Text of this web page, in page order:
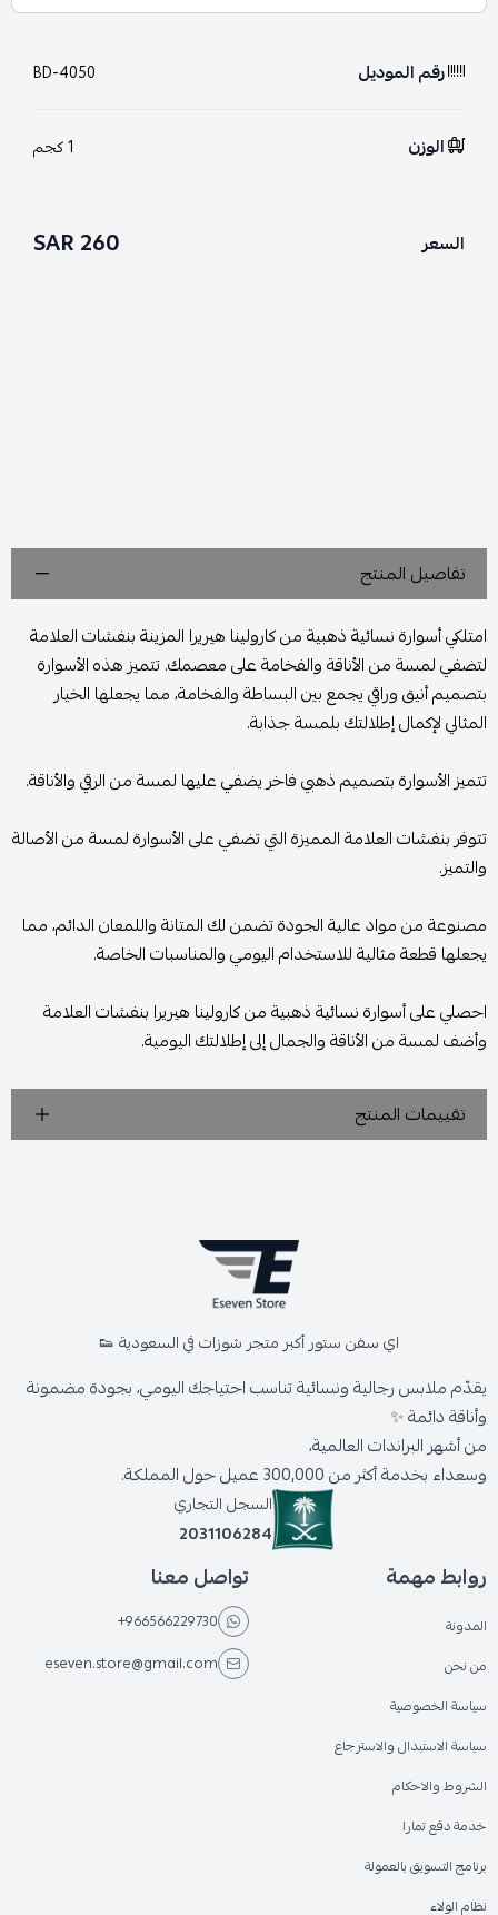
رقم الموديل BD-4050
الوزن 1 كجم
السعر 260 SAR
تفاصيل المنتج
امتلكي أسوارة نسائية ذهبية من كارولينا هيريرا المزينة بنفشات العلامة
لتضفي لمسة من الأناقة والفخامة على معصمك. تتميز هذه الأسوارة
بتصميم أنيق وراقي يجمع بين البساطة والفخامة، مما يجعلها الخيار
المثالي لإكمال إطلالتك بلمسة جذابة.
تتميز الأسوارة بتصميم ذهبي فاخر يضفي عليها لمسة من الرقي والأناقة.
تتوفر بنفشات العلامة المميزة التي تضفي على الأسوارة لمسة من الأصالة
والتميز.
مصنوعة من مواد عالية الجودة تضمن لك المتانة واللمعان الدائم، مما
يجعلها قطعة مثالية للاستخدام اليومي والمناسبات الخاصة.
احصلي على أسوارة نسائية ذهبية من كارولينا هيريرا بنفشات العلامة
وأضف لمسة من الأناقة والجمال إلى إطلالتك اليومية.
تقييمات المنتج
اي سفن ستور أكبر متجر شوزات في السعودية 👟
يقدّم ملابس رجالية ونسائية تناسب احتياجك اليومي، بجودة مضمونة
وأناقة دائمة ✨
من أشهر البراندات العالمية،
وسعداء بخدمة أكثر من 300,000 عميل حول المملكة.
السجل التجاري
2031106284
روابط مهمة
المدونة
من نحن
سياسة الخصوصية
سياسة الاستبدال والاسترجاع
الشروط والاحكام
خدمة دفع تمارا
برنامج التسويق بالعمولة
نظام الولاء
تواصل معنا
+966566229730
eseven.store@gmail.com